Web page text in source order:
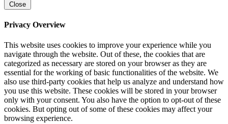
Close
Privacy Overview
This website uses cookies to improve your experience while you
navigate through the website. Out of these, the cookies that are
categorized as necessary are stored on your browser as they are
essential for the working of basic functionalities of the website. We
also use third-party cookies that help us analyze and understand how
you use this website. These cookies will be stored in your browser
only with your consent. You also have the option to opt-out of these
cookies. But opting out of some of these cookies may affect your
browsing experience.